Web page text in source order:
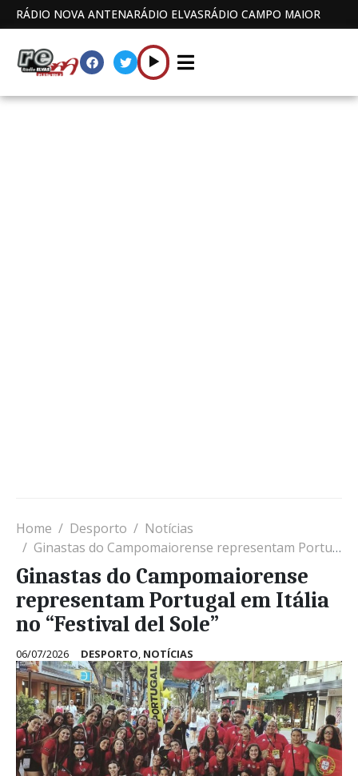
RÁDIO NOVA ANTENARÁDIO ELVASRÁDIO CAMPO MAIOR
Home Desporto
Notícias
Ginastas do Campomaiorense representam Portugal em Itália no “Festival del Sole”
Ginastas do Campomaiorense
representam Portugal em Itália
no “Festival del Sole”
06/07/2026 DESPORTO, NOTÍCIAS